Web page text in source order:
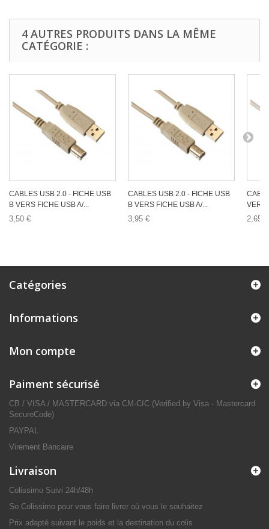
4 AUTRES PRODUITS DANS LA MÊME
CATÉGORIE :
CABLES USB 2.0 - FICHE USB
B VERS FICHE USB A/...
3,50 €
CABLES USB 2.0 - FICHE USB
B VERS FICHE USB A/...
3,95 €
VERS
2,65 €
Catégories
Informations
Mon compte
Paiment sécurisé
CB / VISA / MASTERCARD via CM-CIC (Verified by Visa - Mastercard
SecureCode)
PAYPAL
Virement Bancaire
Livraison
Colissimo Suivi 24h/48h
So Colissimo pour vous faire livrer où vous le souhaitez
Prix adapté suivant le poids et la destination du colis